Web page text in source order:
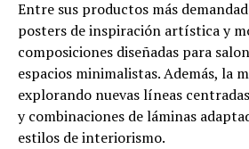
Entre sus productos más
posters de inspiración artística y
composiciones diseñadas para
espacios minimalistas. Además, la
explorando nuevas líneas
y combinaciones de láminas
estilos de interiorismo.